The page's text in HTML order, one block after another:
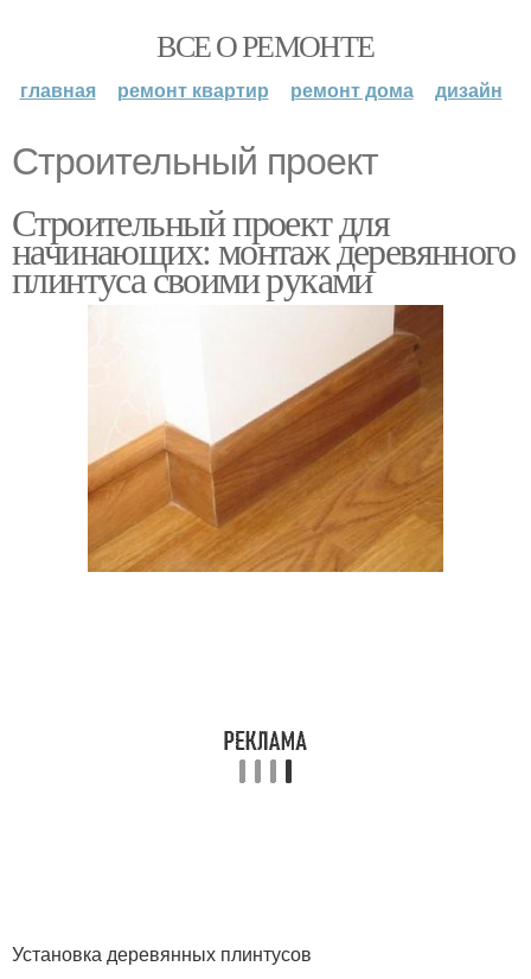
ВСЕ О РЕМОНТЕ
главная ремонт квартир ремонт дома дизайн
Строительный проект
Строительный проект для
начинающих: монтаж деревянного
плинтуса своими руками
Установка деревянных плинтусов